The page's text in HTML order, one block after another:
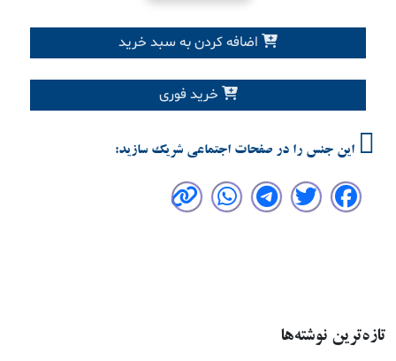
اضافه کردن به سبد خرید
خرید فوری
این جنس را در صفحات اجتماعی شریک سازید:
تازه‌ترین نوشته‌ها